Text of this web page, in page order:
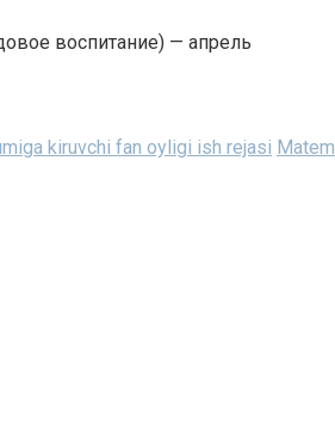
воспитание) — апрель
kiruvchi fan oyligi ish rejasi